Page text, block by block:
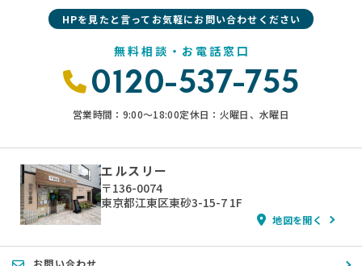
HPを見たと言ってお気軽にお問い合わせください
無料相談・お電話窓口
0120-537-755
営業時間：9:00〜18:00定休日：火曜日、水曜日
エルスリー
〒136-0074
東京都江東区東砂3-15-7 1F
地図を開く
お問い合わせ